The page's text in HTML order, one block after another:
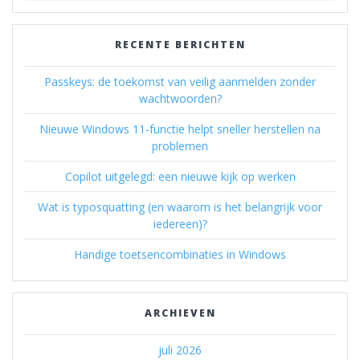
RECENTE BERICHTEN
Passkeys: de toekomst van veilig aanmelden zonder
wachtwoorden?
Nieuwe Windows 11-functie helpt sneller herstellen na
problemen
Copilot uitgelegd: een nieuwe kijk op werken
Wat is typosquatting (en waarom is het belangrijk voor
iedereen)?
Handige toetsencombinaties in Windows
ARCHIEVEN
juli 2026